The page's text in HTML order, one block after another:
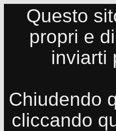
Questo
propri e
inviarti
Chiudendo
cliccando